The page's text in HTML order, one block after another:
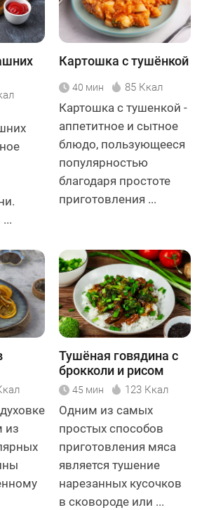
Картошка с тушёнкой
40 мин 85 Ккал
Картошка с тушенкой -
аппетитное и сытное
блюдо, пользующееся
популярностью
благодаря простоте
приготовления ...
из
Тушёная говядина с
брокколи и рисом
45 мин 123 Ккал
Одним из самых
простых способов
приготовления мяса
является тушение
нарезанных кусочков
в сковороде или ...